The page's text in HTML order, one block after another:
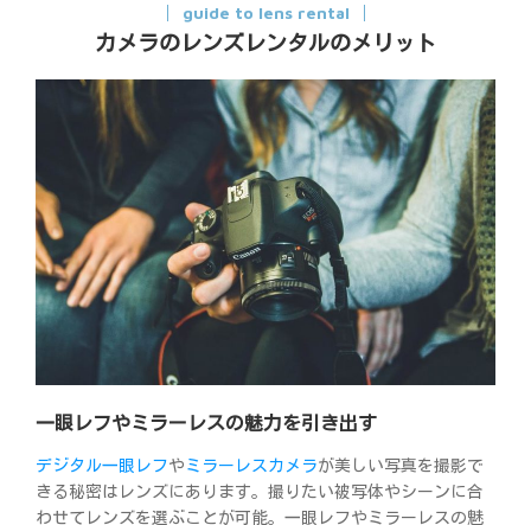
guide to lens rental
カメラのレンズレンタルのメリット
一眼レフやミラーレスの魅力を引き出す
デジタル一眼レフやミラーレスカメラが美しい写真を撮影で
きる秘密はレンズにあります。撮りたい被写体やシーンに合
わせてレンズを選ぶことが可能。一眼レフやミラーレスの魅